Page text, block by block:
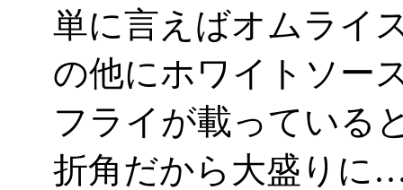
単に言えばオムライ
の他にホワイトソー
フライが載っている
折角だから大盛りに